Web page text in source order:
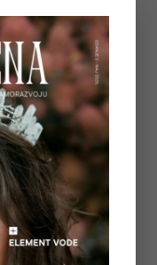
COACHA
DJECU
predivne unuke,